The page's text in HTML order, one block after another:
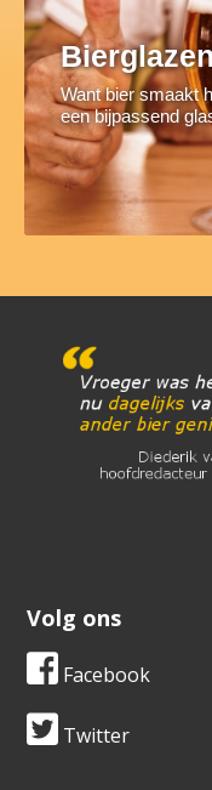
Want bier smaakt
een bijpassend
Volg ons
Facebook
Twitter